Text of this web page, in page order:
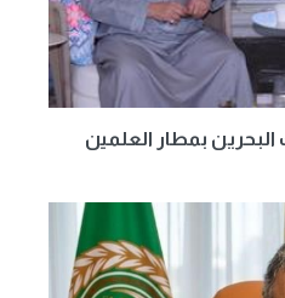
بمطار العلمين